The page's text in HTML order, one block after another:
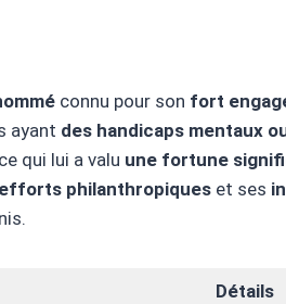
connu pour son fort
ayant des handicaps mentaux
qui lui a valu une fortune
efforts philanthropiques et ses
Détails